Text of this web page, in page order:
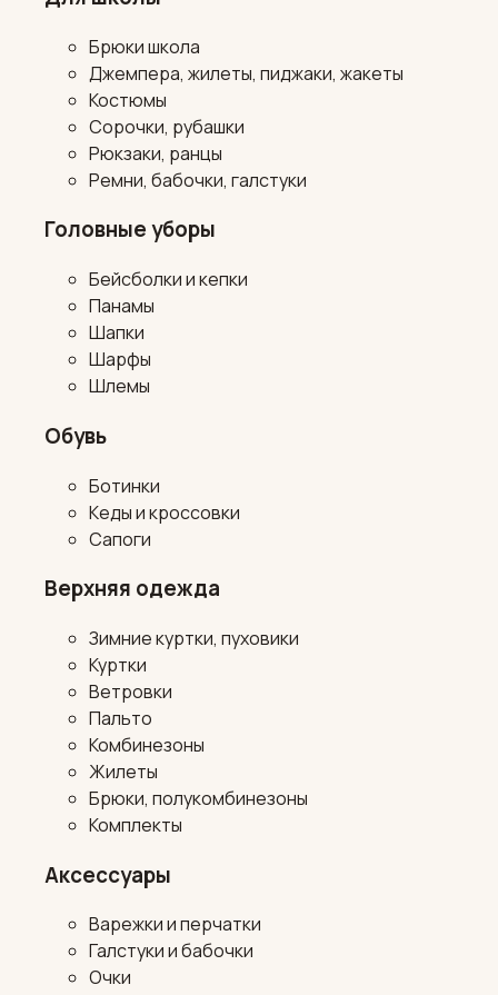
Брюки школа
Джемпера, жилеты, пиджаки, жакеты
Костюмы
Сорочки, рубашки
Рюкзаки, ранцы
Ремни, бабочки, галстуки
Головные уборы
Бейсболки и кепки
Панамы
Шапки
Шарфы
Шлемы
Обувь
Ботинки
Кеды и кроссовки
Сапоги
Верхняя одежда
Зимние куртки, пуховики
Куртки
Ветровки
Пальто
Комбинезоны
Жилеты
Брюки, полукомбинезоны
Комплекты
Аксессуары
Варежки и перчатки
Галстуки и бабочки
Очки